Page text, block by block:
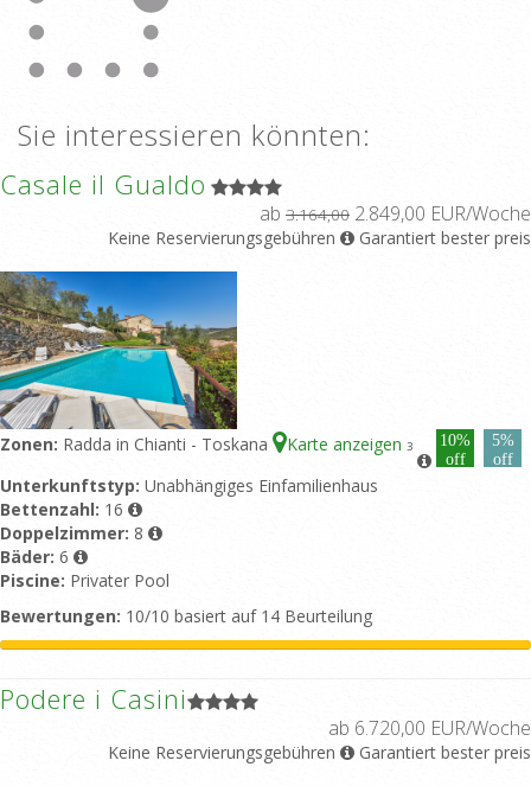
Sie interessieren könnten:
Casale il Gualdo
ab 3.164,00 2.849,00 EUR/Woche
Keine Reservierungsgebühren Garantiert bester preis
Zonen: Radda in Chianti - Toskana Karte anzeigen 3
10%
off
5%
off
Unterkunftstyp: Unabhängiges Einfamilienhaus
Bettenzahl: 16
Doppelzimmer: 8
Bäder: 6
Piscine: Privater Pool
Bewertungen: 10/10 basiert auf 14 Beurteilung
Podere i Casini
ab 6.720,00 EUR/Woche
Keine Reservierungsgebühren Garantiert bester preis